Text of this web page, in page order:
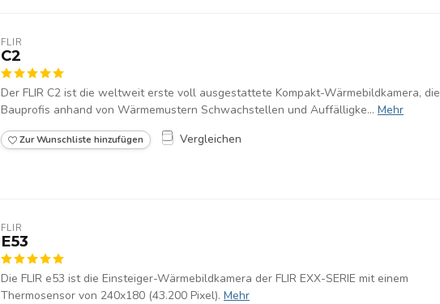
FLIR
C2
Der FLIR C2 ist die weltweit erste voll ausgestattete Kompakt-Wärmebildkamera, die
Bauprofis anhand von Wärmemustern Schwachstellen und Auffälligke... Mehr
Zur Wunschliste hinzufügen Vergleichen
FLIR
E53
Die FLIR e53 ist die Einsteiger-Wärmebildkamera der FLIR EXX-SERIE mit einem
Thermosensor von 240x180 (43.200 Pixel). Mehr